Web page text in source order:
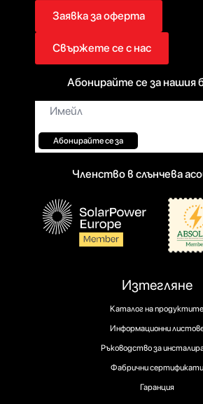
Изтегляне
Каталог на продуктите
Информационни
Ръководство за
Фабрични сертификати
Гаранция
Заявка за оферта
Свържете се с нас
Абонирайте се за нашия
Имейл*
Абонирайте се за
Членство в слънчева